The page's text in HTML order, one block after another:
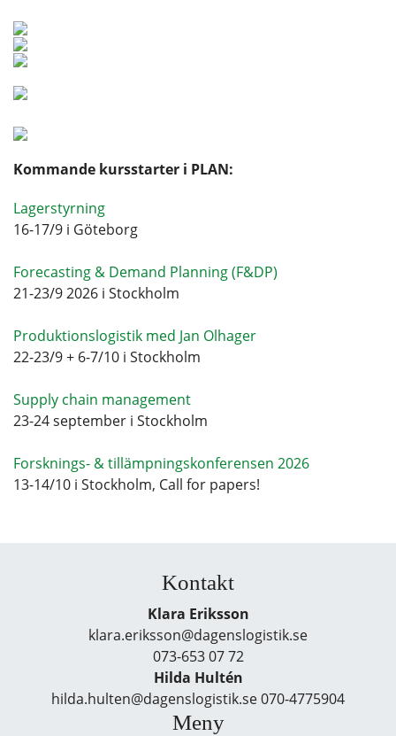
Kommande kursstarter i PLAN:
Lagerstyrning
16-17/9 i Göteborg
Forecasting & Demand Planning (F&DP)
21-23/9 2026 i Stockholm
Produktionslogistik med Jan Olhager
22-23/9 + 6-7/10 i Stockholm
Supply chain management
23-24 september i Stockholm
Forsknings- & tillämpningskonferensen 2026
13-14/10 i Stockholm, Call for papers!
Kontakt
Klara Eriksson
klara.eriksson@dagenslogistik.se
073-653 07 72
Hilda Hultén
hilda.hulten@dagenslogistik.se 070-4775904
Meny